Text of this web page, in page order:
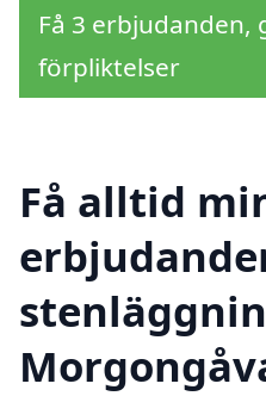
Få 3 erbjudanden,
förpliktelser
Få alltid